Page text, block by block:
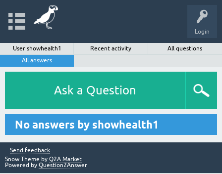
Login
User showhealth1 Recent activity
All questions
All answers
Ask a Question
No answers by showhealth1
Send feedback
Snow Theme by Q2A Market
Powered by Question2Answer